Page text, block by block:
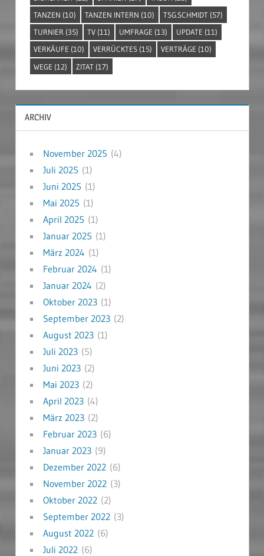
TANZEN (10) TANZEN INTERN (10) TSG.SCHMIDT (57)
TURNIER (35) TV (11) UMFRAGE (13) UPDATE (11)
VERKÄUFE (10) VERRÜCKTES (15) VERTRÄGE (10)
WEGE (12) ZITAT (17)
ARCHIV
November 2025 (4)
Juli 2025 (1)
Juni 2025 (1)
Mai 2025 (1)
April 2025 (1)
Januar 2025 (1)
März 2024 (1)
Februar 2024 (1)
Januar 2024 (2)
Oktober 2023(1)
September 2023(2)
August 2023(1)
Juli 2023(5)
Juni 2023(2)
Mai 2023(2)
April 2023(4)
März 2023(2)
Februar 2023(6)
Januar 2023(9)
Dezember 2022(6)
November 2022(3)
Oktober 2022(2)
September 2022(3)
August 2022(6)
Juli 2022(6)